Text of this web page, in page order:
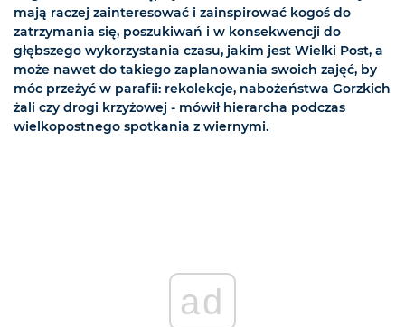
mają raczej zainteresować i zainspirować kogoś do
zatrzymania się, poszukiwań i w konsekwencji do
głębszego wykorzystania czasu, jakim jest Wielki Post, a
może nawet do takiego zaplanowania swoich zajęć, by
móc przeżyć w parafii: rekolekcje, nabożeństwa Gorzkich
żali czy drogi krzyżowej - mówił hierarcha podczas
wielkopostnego spotkania z wiernymi.
ad